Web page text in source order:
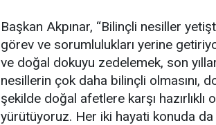
Başkan Akpınar, “Bilinçli nesiller
görev ve sorumlulukları yerine
ve doğal dokuyu zedelemek, son
nesillerin çok daha bilinçli olmasını,
şekilde doğal afetlere karşı
yürütüyoruz. Her iki hayati konuda da